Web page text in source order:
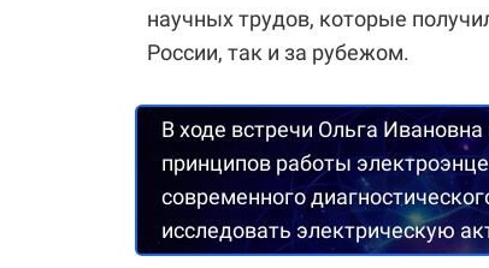
научных трудов, которые
России, так и за рубежом.
В ходе встречи Ольга
принципов работы
современного
исследовать электрическую